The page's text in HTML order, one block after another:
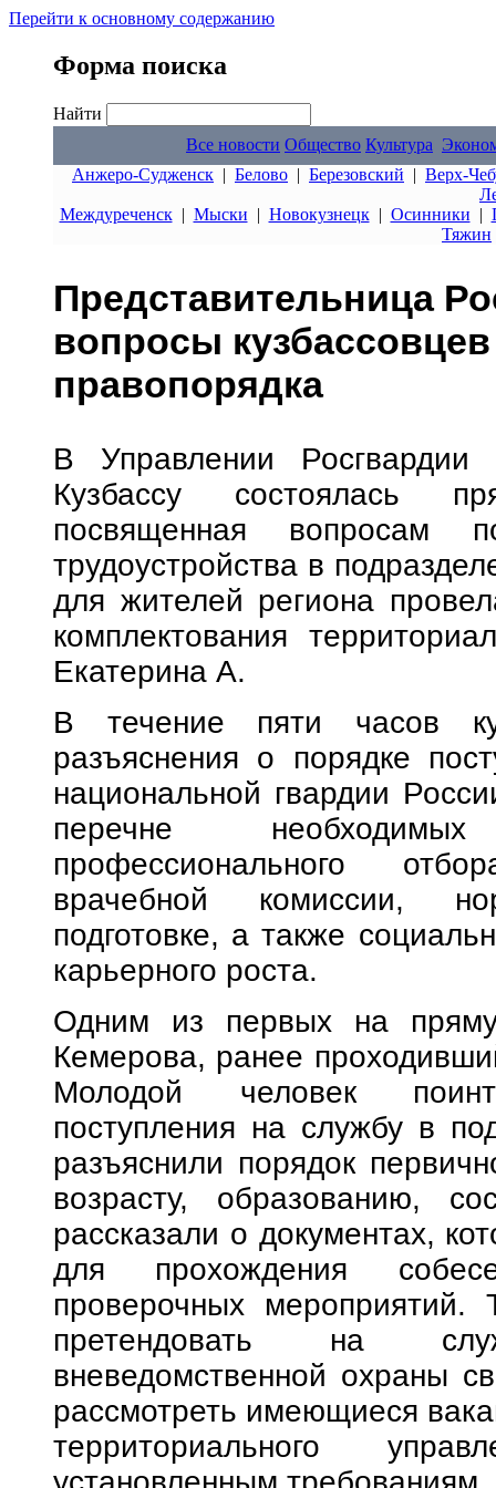
Перейти к основному содержанию
Форма поиска
Найти
Все новости Общество Культура
Анжеро-Судженск | Белово | Березовский | Верх-
Междуреченск| Мыски | Новокузнецк| Осинники |
Тяжин
Представительница
вопросы
правопорядка
В Управлении
Кузбассу состоялась
посвященная вопросам
трудоустройства в
для жителей региона
комплектования
Екатерина А.
В течение пяти часов
разъяснения о порядке
национальной гвардии
перечне
профессионального
врачебной комиссии,
подготовке, а также
карьерного роста.
Одним из первых на
Кемерова, ранее
Молодой человек
поступления на службу в
разъяснили порядок
возрасту, образованию,
рассказали о документах,
для прохождения
проверочных
претендовать на
вневедомственной охраны
рассмотреть имеющиеся
территориального